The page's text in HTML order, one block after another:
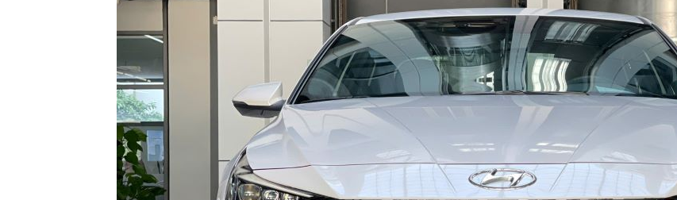
ĐĂNG KÝ NHẬN BÁO
GIÁ
Các trường được đánh dấu
Họ và tên
×